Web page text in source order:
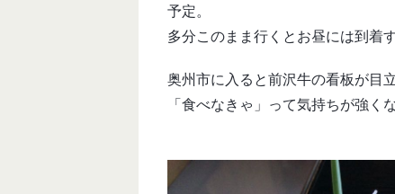
予定。
多分このまま行くとお昼には到着す
奥州市に入ると前沢牛の看板が目
「食べなきゃ」って気持ちが強く